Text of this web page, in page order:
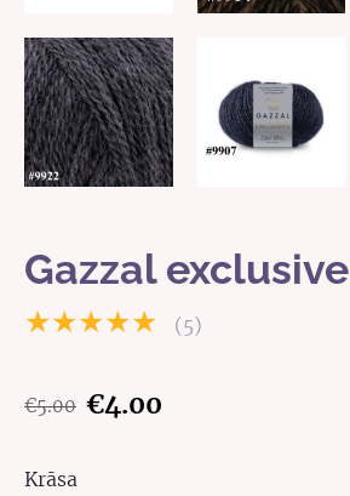
Gazzal exclusive
★★★★★ (5)
€5.00 €4.00
Krāsa